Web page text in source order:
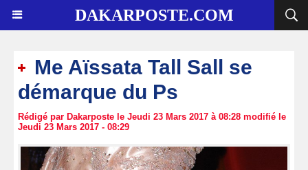
DAKARPOSTE.COM
Me Aïssata Tall Sall se
démarque du Ps
Rédigé par Dakarposte le Jeudi 23 Mars 2017 à 08:28 modifié le
Jeudi 23 Mars 2017 - 08:29